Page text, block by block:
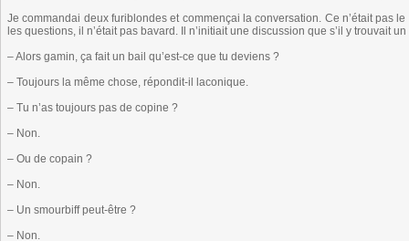
Je commandai deux furiblondes et commençai la conversation. Ce n’était pas
les questions, il n’était pas bavard. Il n’initiait une discussion que s’il y trouvait
– Alors gamin, ça fait un bail qu’est-ce que tu deviens ?
– Toujours la même chose, répondit-il laconique.
– Tu n’as toujours pas de copine ?
– Non.
– Ou de copain ?
– Non.
– Un smourbiff peut-être ?
– Non.